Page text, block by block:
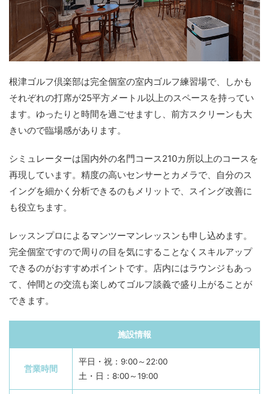
根津ゴルフ倶楽部は完全個室の室内ゴルフ練習場で、しかも
それぞれの打席が25平方メートル以上のスペースを持ってい
ます。ゆったりと時間を過ごせますし、前方スクリーンも大
きいので臨場感があります。
シミュレーターは国内外の名門コース210カ所以上のコースを
再現しています。精度の高いセンサーとカメラで、自分のス
イングを細かく分析できるのもメリットで、スイング改善に
も役立ちます。
レッスンプロによるマンツーマンレッスンも申し込めます。
完全個室ですので周りの目を気にすることなくスキルアップ
できるのがおすすめポイントです。店内にはラウンジもあっ
て、仲間との交流も楽しめてゴルフ談義で盛り上がることが
できます。
施設情報
営業時間
平日・祝：9:00～22:00
土・日：8:00～19:00